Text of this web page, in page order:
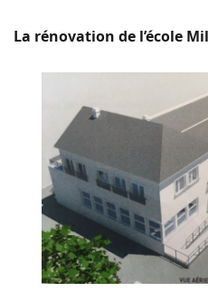
La rénovation de l’école